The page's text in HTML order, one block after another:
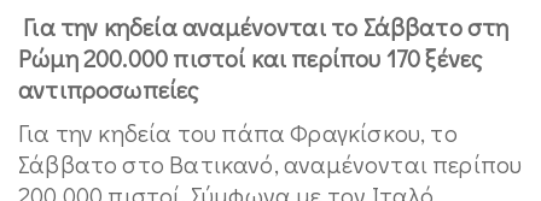
Για την κηδεία αναμένονται το Σάββατο στη
Ρώμη 200.000 πιστοί και περίπου 170 ξένες
αντιπροσωπείες
Για την κηδεία του πάπα Φραγκίσκου, το
Σάββατο στο Βατικανό, αναμένονται περίπου